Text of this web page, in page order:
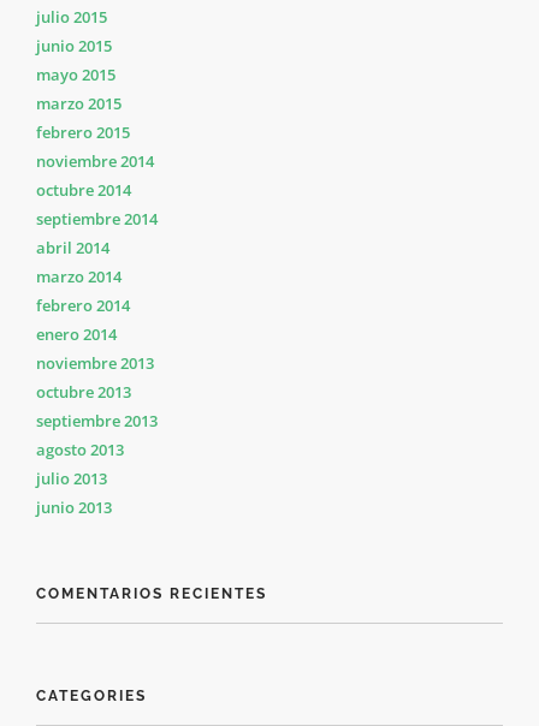
julio 2015
junio 2015
mayo 2015
marzo 2015
febrero 2015
noviembre 2014
octubre 2014
septiembre 2014
abril 2014
marzo 2014
febrero 2014
enero 2014
noviembre 2013
octubre 2013
septiembre 2013
agosto 2013
julio 2013
junio 2013
COMENTARIOS RECIENTES
CATEGORIES